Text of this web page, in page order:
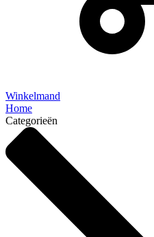
Winkelmand
Home
Categorieën